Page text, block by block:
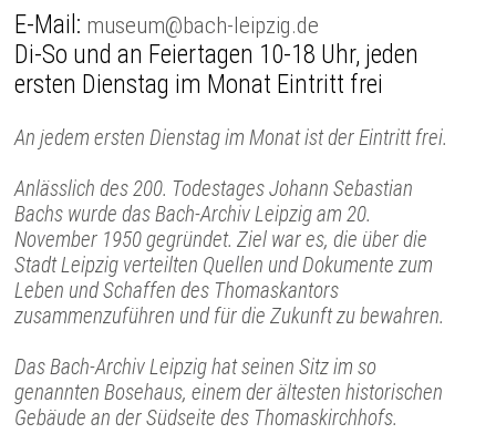
E-Mail: museum@bach-leipzig.de
Di-So und an Feiertagen 10-18 Uhr, jeden
ersten Dienstag im Monat Eintritt frei
An jedem ersten Dienstag im Monat ist der Eintritt frei.
Anlässlich des 200. Todestages Johann Sebastian
Bachs wurde das Bach-Archiv Leipzig am 20.
November 1950 gegründet. Ziel war es, die über die
Stadt Leipzig verteilten Quellen und Dokumente zum
Leben und Schaffen des Thomaskantors
zusammenzuführen und für die Zukunft zu bewahren.
Das Bach-Archiv Leipzig hat seinen Sitz im so
genannten Bosehaus, einem der ältesten historischen
Gebäude an der Südseite des Thomaskirchhofs.